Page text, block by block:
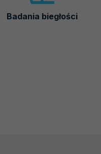
Badania biegłości